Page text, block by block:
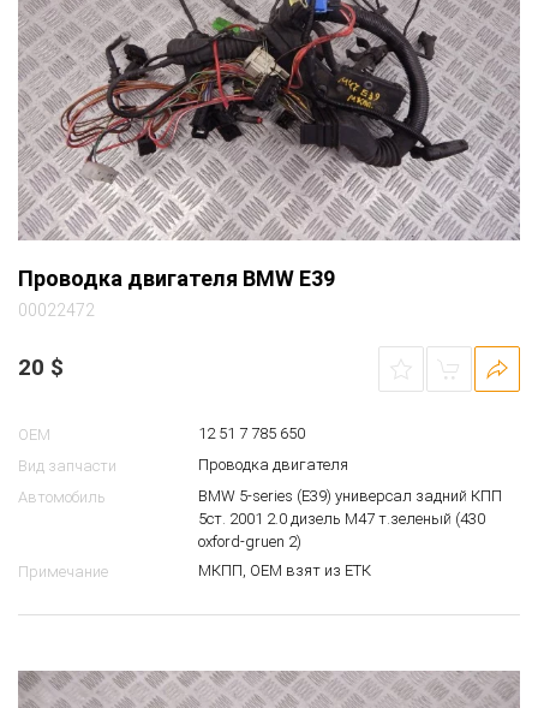
Проводка двигателя BMW E39
00022472
20 $
OEM
12 51 7 785 650
Вид запчасти
Проводка двигателя
Автомобиль
BMW 5-series (E39) универсал задний КПП
5ст. 2001 2.0 дизель M47 т.зеленый (430
oxford-gruen 2)
Примечание
МКПП, ОЕМ взят из ЕТК